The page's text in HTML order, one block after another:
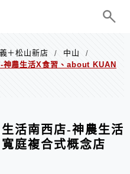
走透透
＋松山新店 / 中山
/
-神農生活X食習、about KUAN
活南西店-神農生活
庭複合式概念店